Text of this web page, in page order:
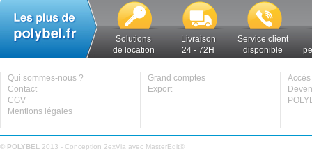
Solutions
de location
Livraison
24 - 72H
Service client
disponible
Qui sommes-nous ?
Contact
CGV
Mentions légales
Grand comptes
Export
© POLYBEL 2013 - Conception 2exVia avec MasterEdit©